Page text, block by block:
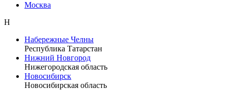
Москва
Н
Набережные Челны
Республика Татарстан
Нижний Новгород
Нижегородская область
Новосибирск
Новосибирская область